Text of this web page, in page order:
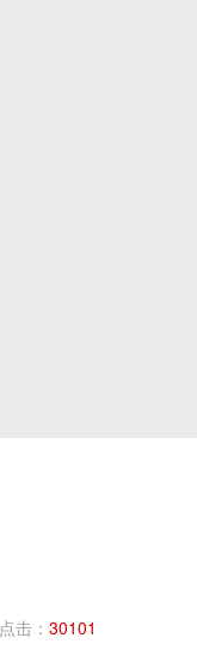
点击： 30101